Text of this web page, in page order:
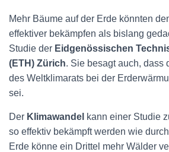
Mehr Bäume auf der Erde könnten
effektiver bekämpfen als bislang
Studie der Eidgenössischen
(ETH) Zürich. Sie besagt auch, dass
des Weltklimarats bei der
sei.
Der Klimawandel kann einer Studie
so effektiv bekämpft werden wie durch
Erde könne ein Drittel mehr Wälder